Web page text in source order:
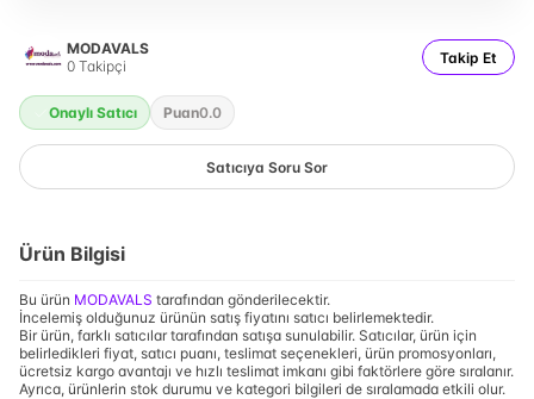
MODAVALS
0 Takipçi Takip Et
Onaylı Satıcı Puan0.0
Satıcıya Soru Sor
Ürün Bilgisi
Bu ürün MODAVALS tarafından gönderilecektir.
İncelemiş olduğunuz ürünün satış fiyatını satıcı belirlemektedir.
Bir ürün, farklı satıcılar tarafından satışa sunulabilir. Satıcılar, ürün için
belirledikleri fiyat, satıcı puanı, teslimat seçenekleri, ürün promosyonları,
ücretsiz kargo avantajı ve hızlı teslimat imkanı gibi faktörlere göre sıralanır.
Ayrıca, ürünlerin stok durumu ve kategori bilgileri de sıralamada etkili olur.